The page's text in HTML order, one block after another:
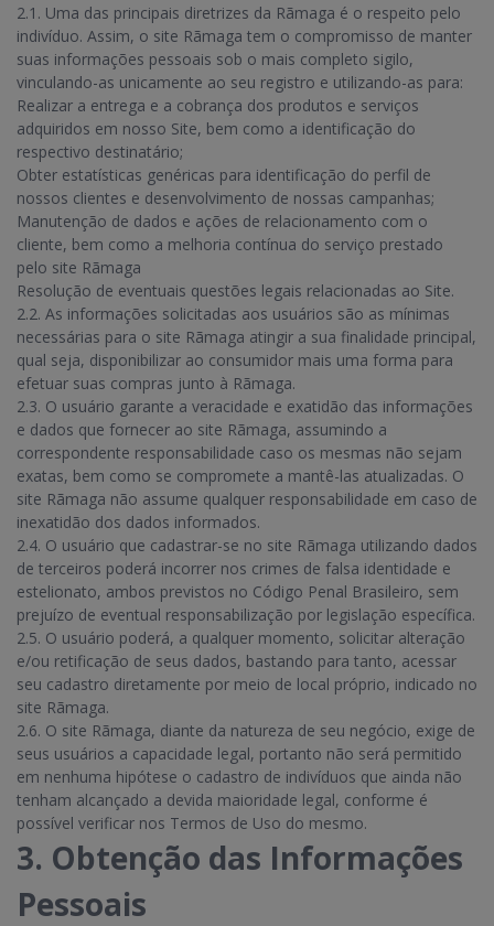
2.1. Uma das principais diretrizes da Rãmaga é o respeito pelo
indivíduo. Assim, o site Rãmaga tem o compromisso de manter
suas informações pessoais sob o mais completo sigilo,
vinculando-as unicamente ao seu registro e utilizando-as para:
Realizar a entrega e a cobrança dos produtos e serviços
adquiridos em nosso Site, bem como a identificação do
respectivo destinatário;
Obter estatísticas genéricas para identificação do perfil de
nossos clientes e desenvolvimento de nossas campanhas;
Manutenção de dados e ações de relacionamento com o
cliente, bem como a melhoria contínua do serviço prestado
pelo site Rãmaga
Resolução de eventuais questões legais relacionadas ao Site.
2.2. As informações solicitadas aos usuários são as mínimas
necessárias para o site Rãmaga atingir a sua finalidade principal,
qual seja, disponibilizar ao consumidor mais uma forma para
efetuar suas compras junto à Rãmaga.
2.3. O usuário garante a veracidade e exatidão das informações
e dados que fornecer ao site Rãmaga, assumindo a
correspondente responsabilidade caso os mesmas não sejam
exatas, bem como se compromete a mantê-las atualizadas. O
site Rãmaga não assume qualquer responsabilidade em caso de
inexatidão dos dados informados.
2.4. O usuário que cadastrar-se no site Rãmaga utilizando dados
de terceiros poderá incorrer nos crimes de falsa identidade e
estelionato, ambos previstos no Código Penal Brasileiro, sem
prejuízo de eventual responsabilização por legislação específica.
2.5. O usuário poderá, a qualquer momento, solicitar alteração
e/ou retificação de seus dados, bastando para tanto, acessar
seu cadastro diretamente por meio de local próprio, indicado no
site Rãmaga.
2.6. O site Rãmaga, diante da natureza de seu negócio, exige de
seus usuários a capacidade legal, portanto não será permitido
em nenhuma hipótese o cadastro de indivíduos que ainda não
tenham alcançado a devida maioridade legal, conforme é
possível verificar nos Termos de Uso do mesmo.
3. Obtenção das Informações
Pessoais